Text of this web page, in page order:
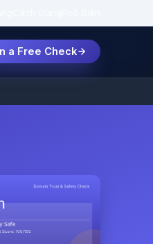
a Free Check